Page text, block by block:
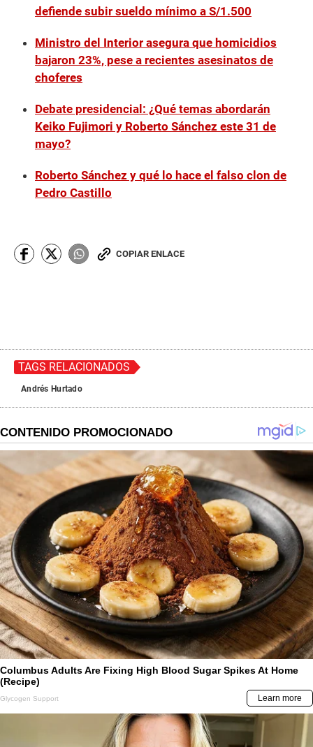
defiende subir sueldo mínimo a S/1.500
Ministro del Interior asegura que homicidios
bajaron 23%, pese a recientes asesinatos de
choferes
Debate presidencial: ¿Qué temas abordarán
Keiko Fujimori y Roberto Sánchez este 31 de
mayo?
Roberto Sánchez y qué lo hace el falso clon de
Pedro Castillo
COPIAR ENLACE
TAGS RELACIONADOS
Andrés Hurtado